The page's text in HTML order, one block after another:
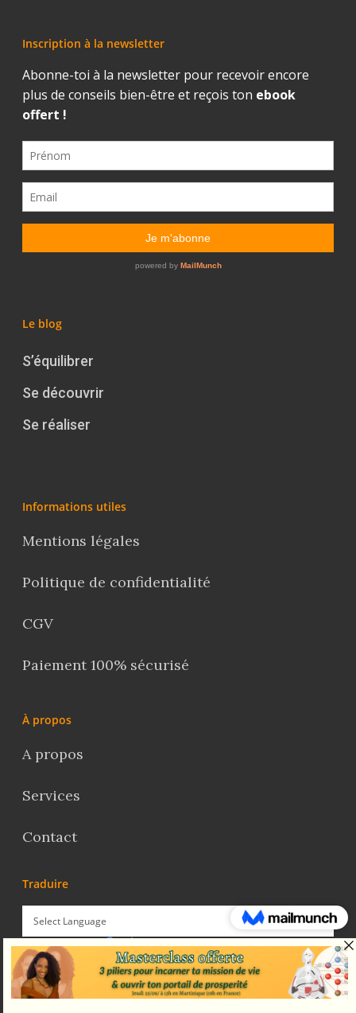
Inscription à la newsletter
Le blog
S’équilibrer
Se découvrir
Se réaliser
Informations utiles
Mentions légales
Politique de confidentialité
CGV
Paiement 100% sécurisé
À propos
A propos
Services
Contact
Traduire
Powered by Translate